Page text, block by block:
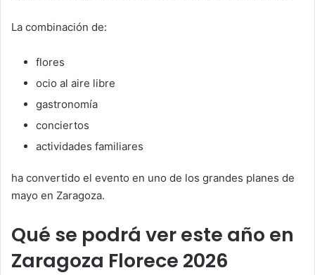
La combinación de:
flores
ocio al aire libre
gastronomía
conciertos
actividades familiares
ha convertido el evento en uno de los grandes planes de
mayo en Zaragoza.
Qué se podrá ver este año en
Zaragoza Florece 2026